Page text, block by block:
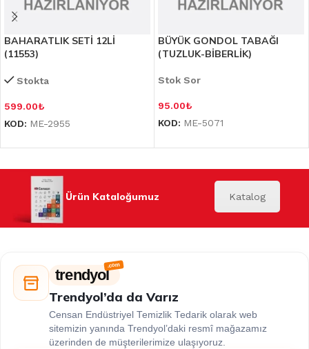
BAHARATLIK SETİ 12Lİ
(11553)
Stokta
599.00₺
KOD: ME-2955
BÜYÜK GONDOL TABAĞI
(TUZLUK-BİBERLİK)
Stok Sor
95.00₺
KOD: ME-5071
Ürün Kataloğumuz Katalog
trendyol
Trendyol’da da Varız
Censan Endüstriyel Temizlik Tedarik olarak web
sitemizin yanında Trendyol’daki resmî mağazamız
üzerinden de müşterilerimize ulaşıyoruz.